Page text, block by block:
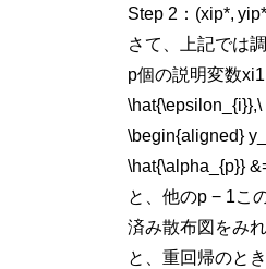
Step 2： (xip*,yip*
さて、上記では
p個の説明変数xi1
\begin{aligned}
\hat{\alpha_{p}}
と、他のp − 1こ
済み散布図をみ
と、重回帰のと